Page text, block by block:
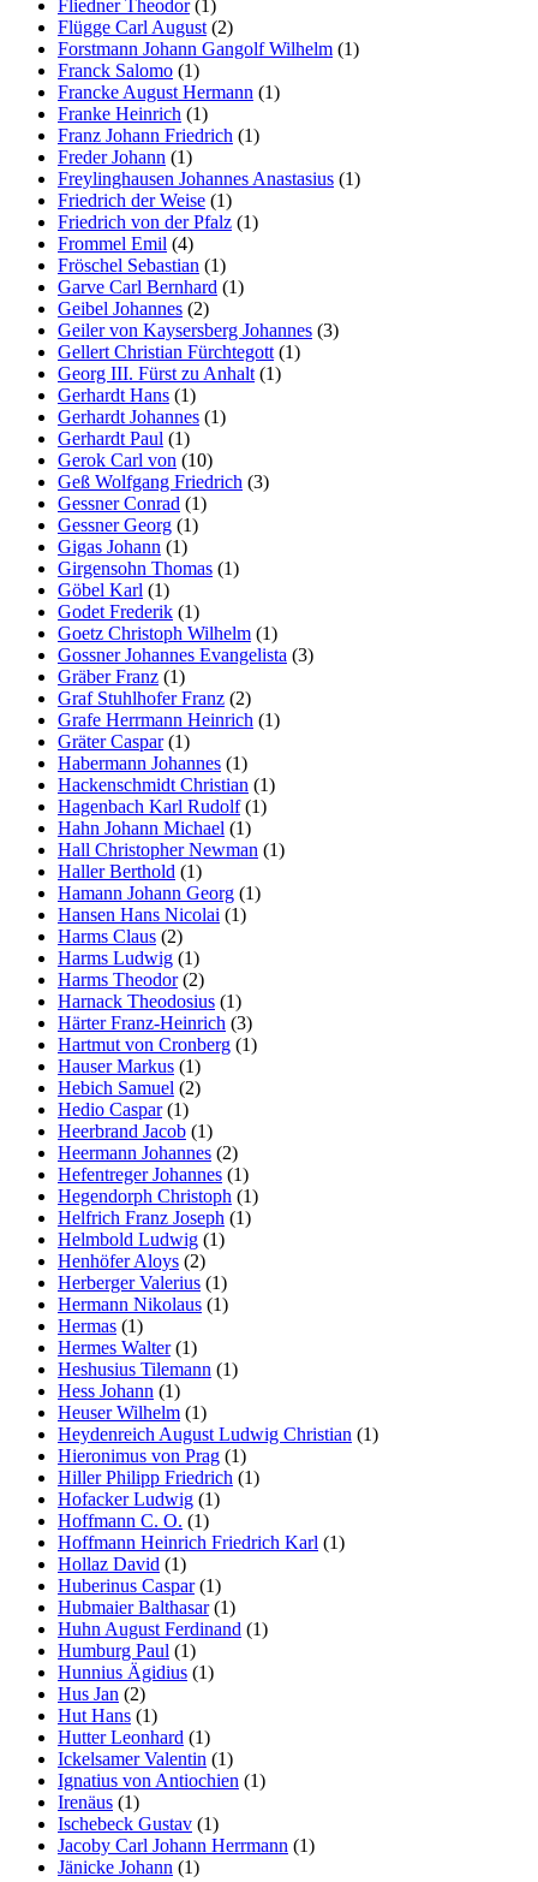
Fliedner Theodor(1)
Flügge Carl August (2)
Forstmann Johann Gangolf Wilhelm (1)
Franck Salomo (1)
Francke August Hermann (1)
Franke Heinrich (1)
Franz Johann Friedrich (1)
Freder Johann (1)
Freylinghausen Johannes Anastasius (1)
Friedrich der Weise (1)
Friedrich von der Pfalz (1)
Frommel Emil (4)
Fröschel Sebastian (1)
Garve Carl Bernhard (1)
Geibel Johannes (2)
Geiler von Kaysersberg Johannes (3)
Gellert Christian Fürchtegott (1)
Georg III. Fürst zu Anhalt (1)
Gerhardt Hans (1)
Gerhardt Johannes (1)
Gerhardt Paul (1)
Gerok Carl von (10)
Geß Wolfgang Friedrich (3)
Gessner Conrad (1)
Gessner Georg (1)
Gigas Johann (1)
Girgensohn Thomas (1)
Göbel Karl (1)
Godet Frederik (1)
Goetz Christoph Wilhelm (1)
Gossner Johannes Evangelista (3)
Gräber Franz (1)
Graf Stuhlhofer Franz (2)
Grafe Herrmann Heinrich (1)
Gräter Caspar(1)
Habermann Johannes (1)
Hackenschmidt Christian (1)
Hagenbach Karl Rudolf(1)
Hahn Johann Michael (1)
Hall Christopher Newman (1)
Haller Berthold (1)
Hamann Johann Georg (1)
Hansen Hans Nicolai (1)
Harms Claus (2)
Harms Ludwig (1)
Harms Theodor(2)
Harnack Theodosius (1)
Härter Franz-Heinrich (3)
Hartmut von Cronberg (1)
Hauser Markus (1)
Hebich Samuel (2)
Hedio Caspar(1)
Heerbrand Jacob (1)
Heermann Johannes (2)
Hefentreger Johannes (1)
Hegendorph Christoph (1)
Helfrich Franz Joseph (1)
Helmbold Ludwig (1)
Henhöfer Aloys (2)
Herberger Valerius (1)
Hermann Nikolaus (1)
Hermas (1)
Hermes Walter(1)
Heshusius Tilemann (1)
Hess Johann (1)
Heuser Wilhelm (1)
Heydenreich August Ludwig Christian (1)
Hieronimus von Prag (1)
Hiller Philipp Friedrich (1)
Hofacker Ludwig (1)
Hoffmann C. O. (1)
Hoffmann Heinrich Friedrich Karl (1)
Hollaz David (1)
Huberinus Caspar(1)
Hubmaier Balthasar(1)
Huhn August Ferdinand (1)
Humburg Paul (1)
Hunnius Ägidius (1)
Hus Jan (2)
Hut Hans (1)
Hutter Leonhard (1)
Ickelsamer Valentin (1)
Ignatius von Antiochien (1)
Irenäus (1)
Ischebeck Gustav (1)
Jacoby Carl Johann Herrmann (1)
Jänicke Johann (1)